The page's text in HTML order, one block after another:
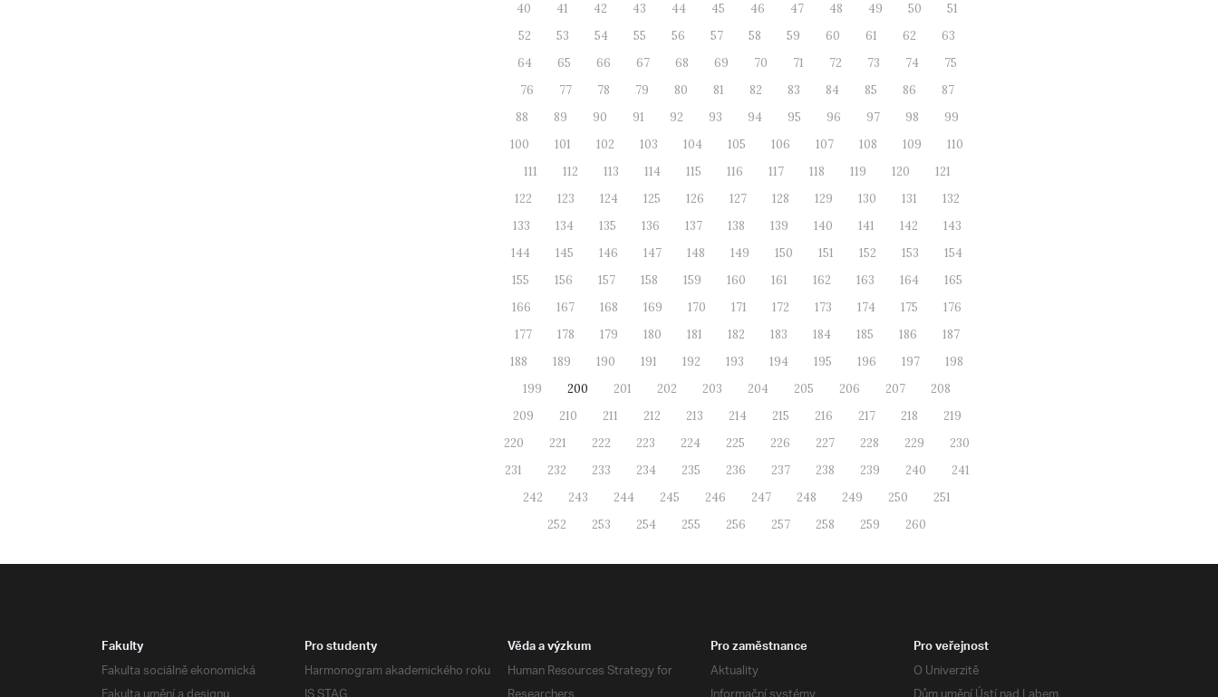
40
41 42 43 44 45 46 47 48 49 50
51
52
53 54 55 56 57 58 59 60 61 62
63
64
65 66 67 68 69 70 71 72 73 74
75
76
77 78 79 80 81 82 83 84 85 86
87
88
89 90 91 92 93 94 95 96 97 98
99
100
101 102 103 104 105 106 107 108 109
110
111
112 113 114 115 116 117 118 119 120
121
122
123 124 125 126 127 128 129 130 131
132
133
134 135 136 137 138 139 140 141 142
143
144
145 146 147 148 149 150 151 152 153
154
155
156 157 158 159 160 161 162 163 164
165
166
167 168 169 170 171 172 173 174 175
176
177
178 179 180 181 182 183 184 185 186
187
188
189 190 191 192 193 194 195 196 197
198
199
200 201 202 203 204 205 206 207
208
209
210 211 212 213 214 215 216 217 218
219
220
221 222 223 224 225 226 227 228 229
230
231
232 233 234 235 236 237 238 239 240
241
242
243 244 245 246 247 248 249 250
251
252
253 254 255 256 257 258 259 260
Fakulty
Fakulta sociálně ekonomická
Pro studenty
Harmonogram akademického roku
Věda a výzkum
Human Resources Strategy for
Pro zaměstnance
Aktuality
Pro veřejnost
O Univerzitě